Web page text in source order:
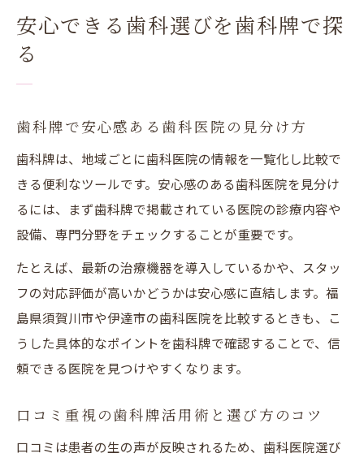
須賀川市と伊達市で歯科を比べてみた結果
歯科選びに迷う方へ地域ごとのメリット解
説
須賀川市と伊達市の歯科医院選びの違い
歯科牌で知る両市の予約や通院のしやすさ
歯科へ通う不安を解消するポイントとは
歯科牌を使った安心できる医院探しの秘訣
痛みや不安を減らす歯科医院選びの方法
口コミで見極める怖くない歯科医院の特徴
歯科牌と評判から選ぶやさしい歯科医院
通院の不安を減らすための歯科選びポイン
ト
安心できる歯科選びを歯科牌で探
る
歯科牌で安心感ある歯科医院の見分け方
歯科牌は、地域ごとに歯科医院の情報を一覧化し比較で
きる便利なツールです。安心感のある歯科医院を見分け
るには、まず歯科牌で掲載されている医院の診療内容や
設備、専門分野をチェックすることが重要です。
たとえば、最新の治療機器を導入しているかや、スタッ
フの対応評価が高いかどうかは安心感に直結します。福
島県須賀川市や伊達市の歯科医院を比較するときも、こ
うした具体的なポイントを歯科牌で確認することで、信
頼できる医院を見つけやすくなります。
口コミ重視の歯科牌活用術と選び方のコツ
口コミは患者の生の声が反映されるため、歯科医院選び